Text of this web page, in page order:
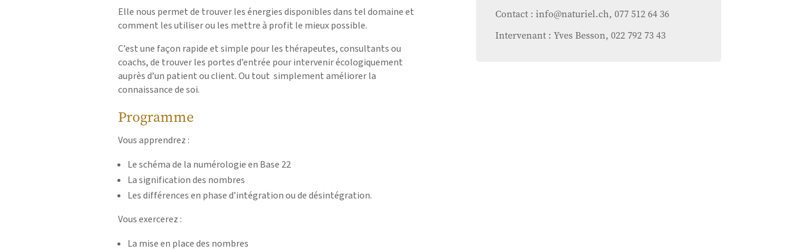
Elle nous permet de trouver les énergies disponibles dans tel domaine et
comment les utiliser ou les mettre à profit le mieux possible.
C’est une façon rapide et simple pour les thérapeutes, consultants ou
coachs, de trouver les portes d’entrée pour intervenir écologiquement
auprès d’un patient ou client. Ou tout simplement améliorer la
connaissance de soi.
Programme
Vous apprendrez :
Le schéma de la numérologie en Base 22
La signification des nombres
Les différences en phase d’intégration ou de désintégration.
Vous exercerez :
La mise en place des nombres
Contact : info@naturiel.ch, 077 512 64 36
Intervenant : Yves Besson, 022 792 73 43